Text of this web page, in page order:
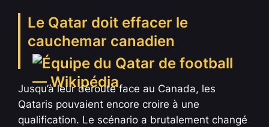
Le Qatar doit effacer le
cauchemar canadien
Jusqu’à leur déroute face au Canada, les
Qataris pouvaient encore croire à une
qualification. Le scénario a brutalement changé